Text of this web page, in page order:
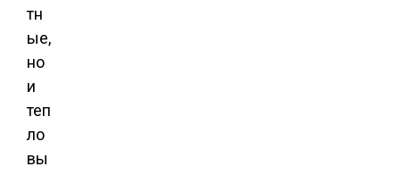
тн
ые,
но
и
теп
ло
вы